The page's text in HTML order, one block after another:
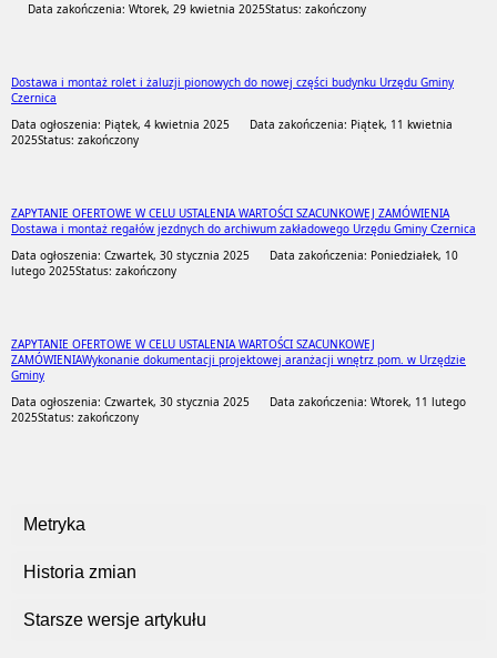
Data zakończenia: Wtorek, 29 kwietnia 2025Status: zakończony
Dostawa i montaż rolet i żaluzji pionowych do nowej części budynku Urzędu Gminy
Czernica
Data ogłoszenia: Piątek, 4 kwietnia 2025 Data zakończenia: Piątek, 11 kwietnia
2025Status: zakończony
ZAPYTANIE OFERTOWE W CELU USTALENIA WARTOŚCI SZACUNKOWEJ ZAMÓWIENIA
Dostawa i montaż regałów jezdnych do archiwum zakładowego Urzędu Gminy Czernica
Data ogłoszenia: Czwartek, 30 stycznia 2025 Data zakończenia: Poniedziałek, 10
lutego 2025Status: zakończony
ZAPYTANIE OFERTOWE W CELU USTALENIA WARTOŚCI SZACUNKOWEJ
ZAMÓWIENIAWykonanie dokumentacji projektowej aranżacji wnętrz pom. w Urzędzie
Gminy
Data ogłoszenia: Czwartek, 30 stycznia 2025 Data zakończenia: Wtorek, 11 lutego
2025Status: zakończony
Metryka
Historia zmian
Starsze wersje artykułu